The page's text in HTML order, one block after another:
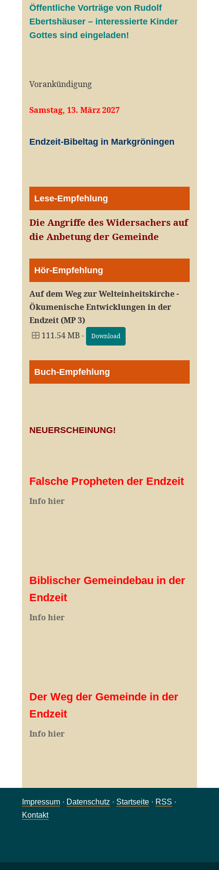
Öffentliche Vorträge von Rudolf
Ebertshäuser – interessierte Kinder
Gottes sind eingeladen!
Vorankündigung
Samstag, 13. März 2027
Endzeit-Bibeltag in Markgröningen
Lese-Empfehlung
Die Angriffe des Widersachers auf
die Anbetung der Gemeinde
Hör-Empfehlung
Auf dem Weg zur Welteinheitskirche -
Ökumenische Entwicklungen in der
Endzeit (MP 3)
111.54 MB -
Download
Buch-Empfehlung
NEUERSCHEINUNG!
Falsche Propheten der Endzeit
Info hier
Biblischer Gemeindebau in der
Endzeit
Info hier
Der Weg der Gemeinde in der
Endzeit
Info hier
Impressum· Datenschutz · Startseite· RSS ·
Kontakt